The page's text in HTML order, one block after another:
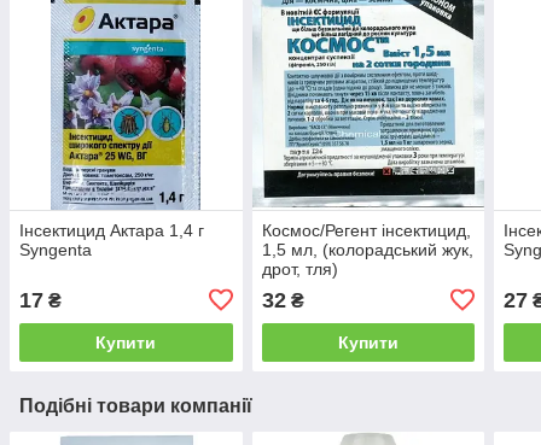
Інсектицид Актара 1,4 г
Syngenta
17 ₴
Купити
Космос/Регент інсектицид,
1,5 мл, (колорадський жук,
дрот, тля)
32₴
Купити
27
Подібні товари компанії